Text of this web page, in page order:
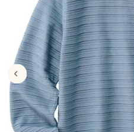
キッチン・雑貨・日用品
家具・収納
寝具・ベッド
カーテン・ラグ・ファブリック
美容・健康通販すべて
美容・健康・サプリメント
制服・スクール
制服・スクールすべて
制服・学生服
ジュニア・ティーンズ下着
大きいサイズ
大きいサイズ通販すべて
大きいサイズ レディース服
バーゲン
バーゲンセール
詳細検索
寝具・ベッド
カーテン・ラグ・ファブリック
美容・健康・サプリメント
制服・スクールすべて
制服・学生服
ジュニア・ティーンズ下着
大きいサイズ
大きいサイズ通販すべて
大きいサイズ レディース服
大きいサイズ レディース下着
バーゲン
バーゲンセール
シークレットセール
詳細検索
商品カテゴリ一覧